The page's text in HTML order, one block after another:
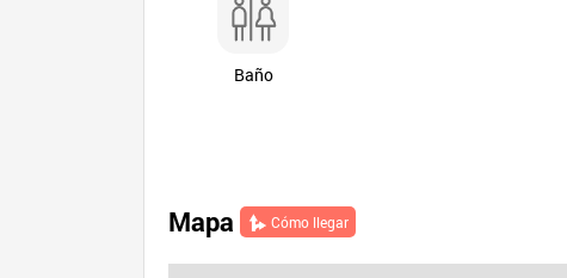
Baño
Mapa Cómo llegar